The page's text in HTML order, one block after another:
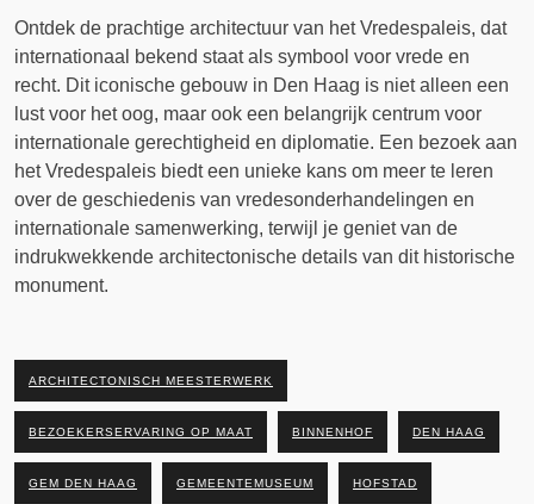
Ontdek de prachtige architectuur van het Vredespaleis, dat
internationaal bekend staat als symbool voor vrede en
recht. Dit iconische gebouw in Den Haag is niet alleen een
lust voor het oog, maar ook een belangrijk centrum voor
internationale gerechtigheid en diplomatie. Een bezoek aan
het Vredespaleis biedt een unieke kans om meer te leren
over de geschiedenis van vredesonderhandelingen en
internationale samenwerking, terwijl je geniet van de
indrukwekkende architectonische details van dit historische
monument.
ARCHITECTONISCH MEESTERWERK
BEZOEKERSERVARING OP MAAT BINNENHOF DEN HAAG
GEM DEN HAAG GEMEENTEMUSEUM HOFSTAD